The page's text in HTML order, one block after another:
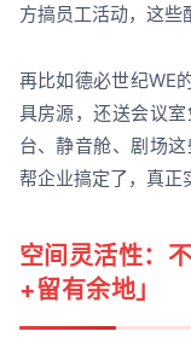
方搞员工活动，这些
再比如德必世纪WE
具房源，还送会议
台、静音舱、剧场
帮企业搞定了，真正
空间灵活性：
+留有余地」